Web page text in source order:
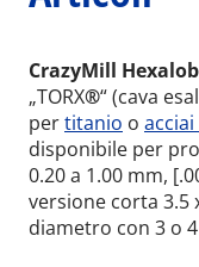
CrazyMill
„TORX®“ (cava
pertitanio o
disponibile per
0.20 a 1.00 mm,
versione corta 3.5
diametro con 3 o